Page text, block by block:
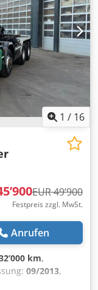
1 / 16
EUR 49’900
Festpreis zzgl. MwSt.
Anrufen
km,
09/2013,